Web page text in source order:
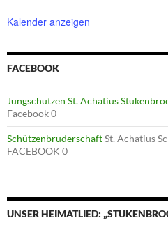
Kalender anzeigen
FACEBOOK
Jungschützen St. Achatius
Facebook 0
SchützenbruderschaftSt. Achatius
FACEBOOK 0
UNSER HEIMATLIED: